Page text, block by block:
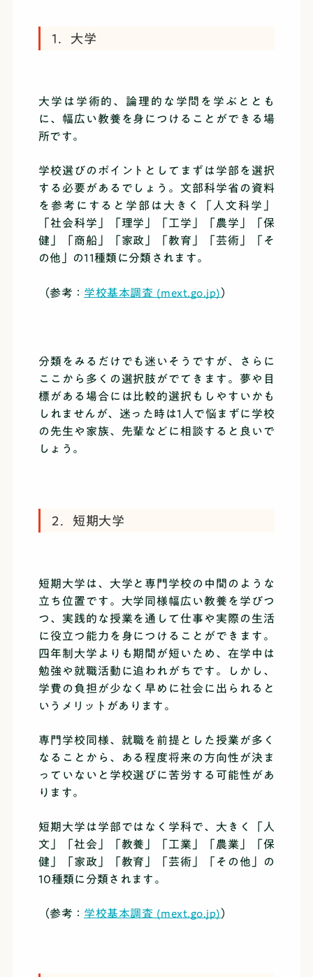
1．大学
大学は学術的、論理的な学問を学ぶととも
に、幅広い教養を身につけることができる場
所です。
学校選びのポイントとしてまずは学部を選択
する必要があるでしょう。文部科学省の資料
を参考にすると学部は大きく「人文科学」
「社会科学」「理学」「工学」「農学」「保
健」「商船」「家政」「教育」「芸術」「そ
の他」の11種類に分類されます。
（参考： 学校基本調査 (mext.go.jp)）
分類をみるだけでも迷いそうですが、さらに
ここから多くの選択肢がでてきます。夢や目
標がある場合には比較的選択もしやすいかも
しれませんが、迷った時は1人で悩まずに学校
の先生や家族、先輩などに相談すると良いで
しょう。
2．短期大学
短期大学は、大学と専門学校の中間のような
立ち位置です。大学同様幅広い教養を学びつ
つ、実践的な授業を通して仕事や実際の生活
に役立つ能力を身につけることができます。
四年制大学よりも期間が短いため、在学中は
勉強や就職活動に追われがちです。しかし、
学費の負担が少なく早めに社会に出られると
いうメリットがあります。
専門学校同様、就職を前提とした授業が多く
なることから、ある程度将来の方向性が決ま
っていないと学校選びに苦労する可能性があ
ります。
短期大学は学部ではなく学科で、大きく「人
文」「社会」「教養」「工業」「農業」「保
健」「家政」「教育」「芸術」「その他」の
10種類に分類されます。
（参考： 学校基本調査 (mext.go.jp)）